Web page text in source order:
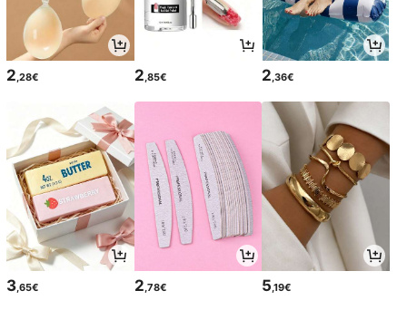
2,28€ 2,85€ 2,36€
3,65€ 2,78€ 5,19€